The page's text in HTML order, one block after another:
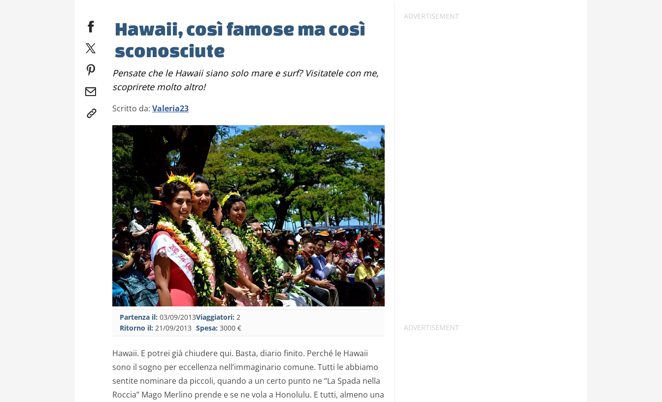
Hawaii, così famose ma così
sconosciute
Pensate che le Hawaii siano solo mare e surf? Visitatele con me,
scoprirete molto altro!
Scritto da: Valeria23
Partenza il: 03/09/2013
Ritorno il: 21/09/2013
Viaggiatori: 2
Spesa: 3000 €
Hawaii. E potrei già chiudere qui. Basta, diario finito. Perché le Hawaii
sono il sogno per eccellenza nell’immaginario comune. Tutti le abbiamo
sentite nominare da piccoli, quando a un certo punto ne “La Spada nella
Roccia” Mago Merlino prende e se ne vola a Honolulu. E tutti, almeno una